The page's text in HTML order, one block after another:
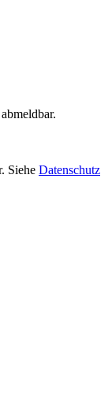
Siehe Datenschutz